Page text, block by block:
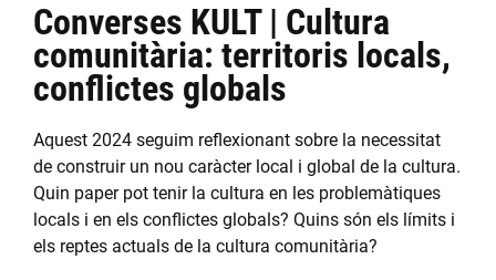
Converses KULT | Cultura
comunitària: territoris locals,
conflictes globals
Aquest 2024 seguim reflexionant sobre la necessitat
de construir un nou caràcter local i global de la cultura.
Quin paper pot tenir la cultura en les problemàtiques
locals i en els conflictes globals? Quins són els límits i
els reptes actuals de la cultura comunitària?